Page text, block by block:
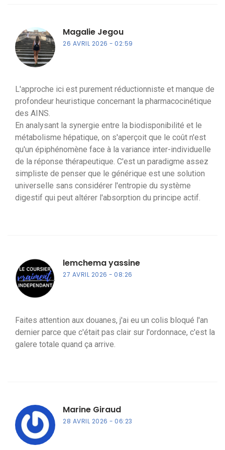
Magalie Jegou
26 AVRIL 2026 02:59
L'approche ici est purement réductionniste et manque de
profondeur heuristique concernant la pharmacocinétique
des AINS.
En analysant la synergie entre la biodisponibilité et le
métabolisme hépatique, on s'aperçoit que le coût n'est
qu'un épiphénomène face à la variance inter-individuelle
de la réponse thérapeutique. C'est un paradigme assez
simpliste de penser que le générique est une solution
universelle sans considérer l'entropie du système
digestif qui peut altérer l'absorption du principe actif.
lemchema yassine
27 AVRIL 2026 08:26
Faites attention aux douanes, j'ai eu un colis bloqué l'an
dernier parce que c'était pas clair sur l'ordonnace, c'est la
galere totale quand ça arrive.
Marine Giraud
28 AVRIL 2026 06:23